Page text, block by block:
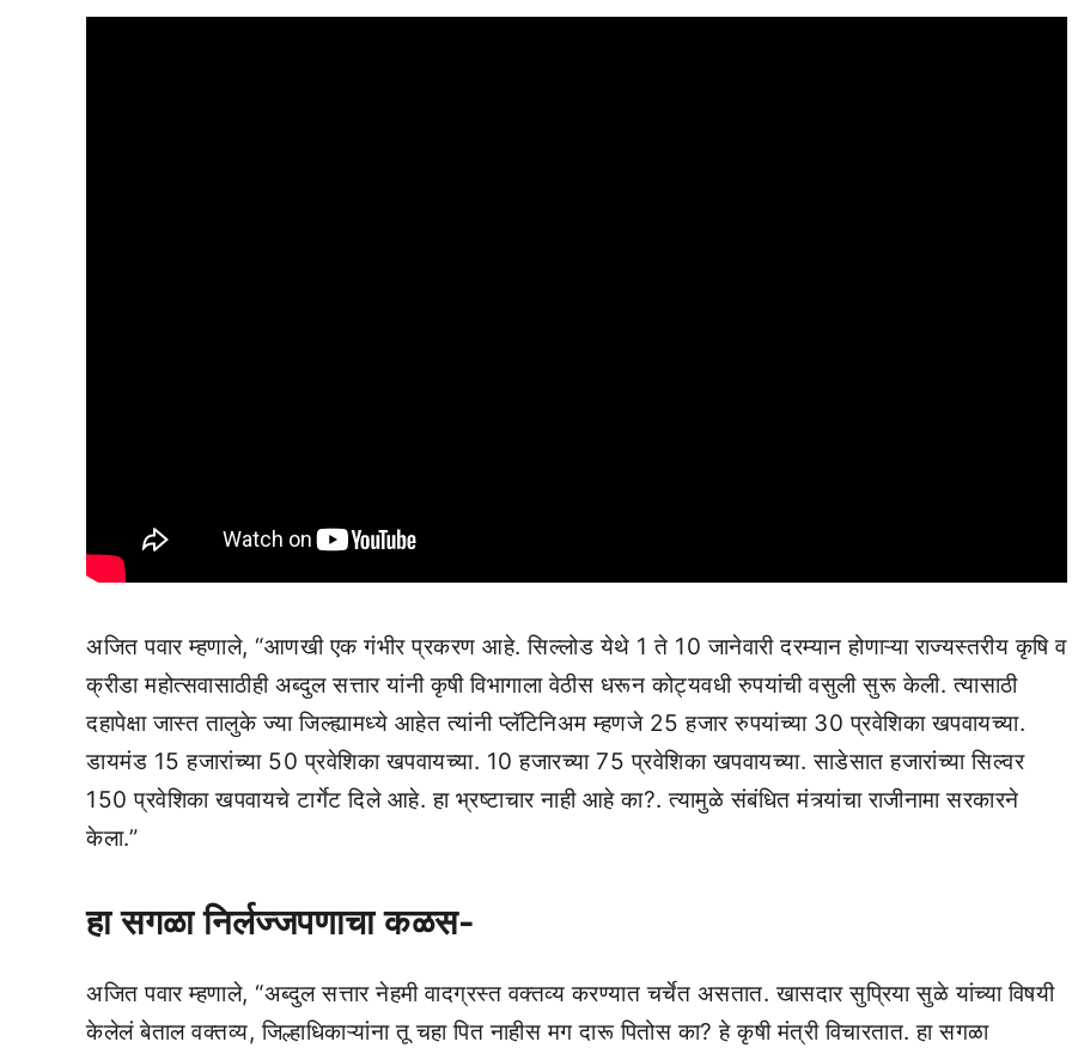
अजित पवार म्हणाले, “आणखी एक गंभीर प्रकरण आहे. सिल्लोड येथे 1 ते 10 जानेवारी दरम्यान होणाऱ्या राज्यस्तरीय कृषि व
क्रीडा महोत्सवासाठीही अब्दुल सत्तार यांनी कृषी विभागाला वेठीस धरून कोट्यवधी रुपयांची वसुली सुरू केली. त्यासाठी
दहापेक्षा जास्त तालुके ज्या जिल्ह्यामध्ये आहेत त्यांनी प्लॅटिनिअम म्हणजे 25 हजार रुपयांच्या 30 प्रवेशिका खपवायच्या.
डायमंड 15 हजारांच्या 50 प्रवेशिका खपवायच्या. 10 हजारच्या 75 प्रवेशिका खपवायच्या. साडेसात हजारांच्या सिल्वर
150 प्रवेशिका खपवायचे टार्गेट दिले आहे. हा भ्रष्टाचार नाही आहे का?. त्यामुळे संबंधित मंत्र्यांचा राजीनामा सरकारने
केला.”
हा सगळा निर्लज्जपणाचा कळस-
अजित पवार म्हणाले, “अब्दुल सत्तार नेहमी वादग्रस्त वक्तव्य करण्यात चर्चेत असतात. खासदार सुप्रिया सुळे यांच्या विषयी
केलेलं बेताल वक्तव्य, जिल्हाधिकाऱ्यांना तू चहा पित नाहीस मग दारू पितोस का? हे कृषी मंत्री विचारतात. हा सगळा